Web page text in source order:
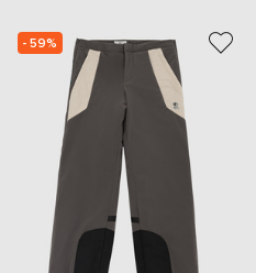
- 59%